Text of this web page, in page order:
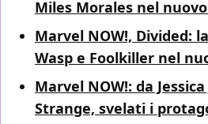
Miles Morales nel
Marvel NOW!, Divided:
Wasp e Foolkiller nel
Marvel NOW!: da
Strange, svelati i